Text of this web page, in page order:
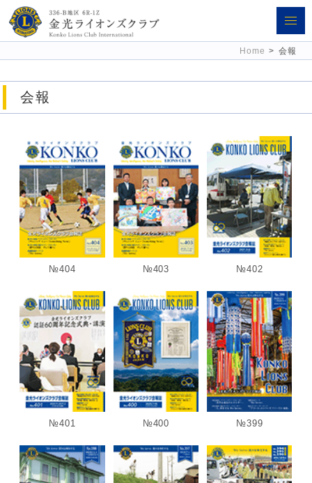
金光ライオンズクラブ 336-B地区
6R-1Z
Home > 会報
会報
№404 №403 №402
№401 №400 №399